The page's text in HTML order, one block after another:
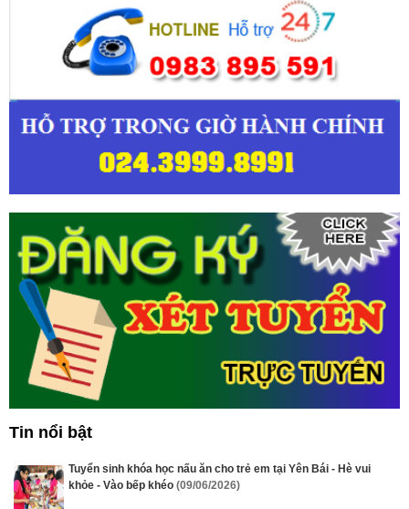
Tin nổi bật
Tuyển sinh khóa học nấu ăn cho trẻ em tại Yên Bái - Hè vui
khỏe - Vào bếp khéo (09/06/2026)